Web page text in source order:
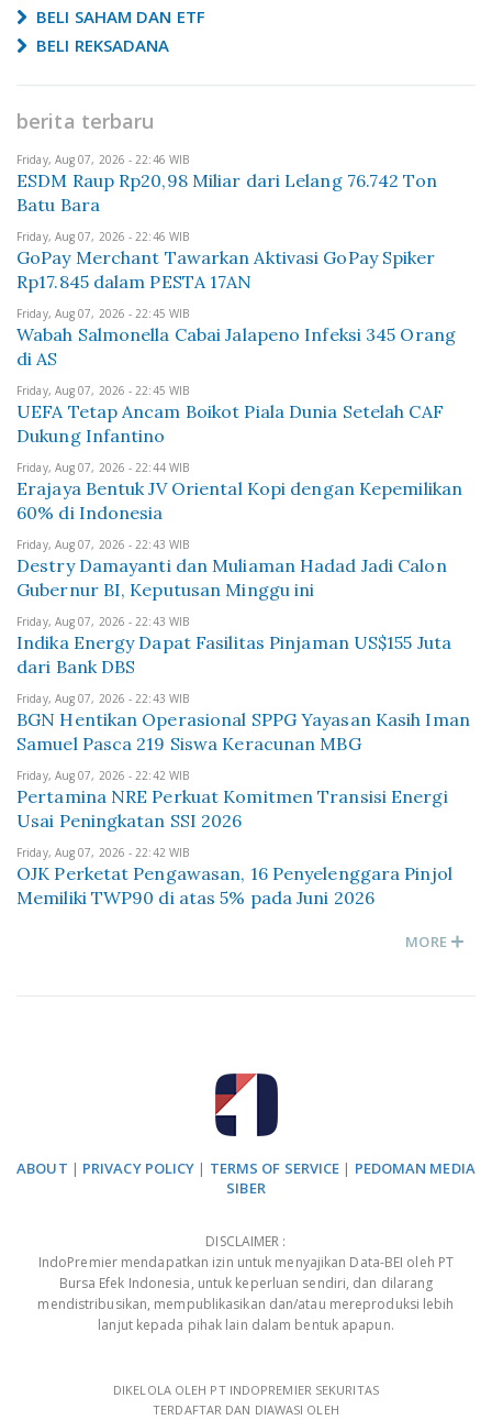
BELI SAHAM DAN ETF
BELI REKSADANA
berita terbaru
Friday, Aug 07, 2026 - 22:46 WIB
ESDM Raup Rp20,98 Miliar dari Lelang 76.742 Ton
Batu Bara
Friday, Aug 07, 2026 - 22:46 WIB
GoPay Merchant Tawarkan Aktivasi GoPay Spiker
Rp17.845 dalam PESTA 17AN
Friday, Aug 07, 2026 - 22:45 WIB
Wabah Salmonella Cabai Jalapeno Infeksi 345 Orang
di AS
Friday, Aug 07, 2026 - 22:45 WIB
UEFA Tetap Ancam Boikot Piala Dunia Setelah CAF
Dukung Infantino
Friday, Aug 07, 2026 - 22:44 WIB
Erajaya Bentuk JV Oriental Kopi dengan Kepemilikan
60% di Indonesia
Friday, Aug 07, 2026 - 22:43 WIB
Destry Damayanti dan Muliaman Hadad Jadi Calon
Gubernur BI, Keputusan Minggu ini
Friday, Aug 07, 2026 - 22:43 WIB
Indika Energy Dapat Fasilitas Pinjaman US$155 Juta
dari Bank DBS
Friday, Aug 07, 2026 - 22:43 WIB
BGN Hentikan Operasional SPPG Yayasan Kasih Iman
Samuel Pasca 219 Siswa Keracunan MBG
Friday, Aug 07, 2026 - 22:42 WIB
Pertamina NRE Perkuat Komitmen Transisi Energi
Usai Peningkatan SSI 2026
Friday, Aug 07, 2026 - 22:42 WIB
OJK Perketat Pengawasan, 16 Penyelenggara Pinjol
Memiliki TWP90 di atas 5% pada Juni 2026
MORE
ABOUT | PRIVACY POLICY | TERMS OF SERVICE | PEDOMAN MEDIA
SIBER
DISCLAIMER :
IndoPremier mendapatkan izin untuk menyajikan Data-BEI oleh PT
Bursa Efek Indonesia, untuk keperluan sendiri, dan dilarang
mendistribusikan, mempublikasikan dan/atau mereproduksi lebih
lanjut kepada pihak lain dalam bentuk apapun.
DIKELOLA OLEH PT INDOPREMIER SEKURITAS
TERDAFTAR DAN DIAWASI OLEH